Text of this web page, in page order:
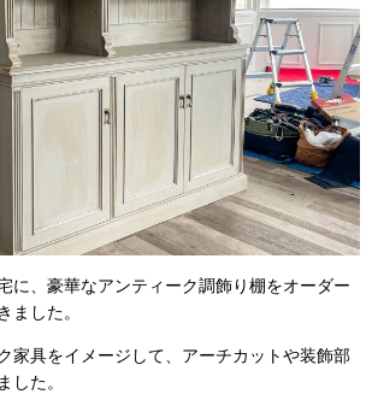
に、豪華なアンティーク調飾り棚をオーダー
ました。
家具をイメージして、アーチカットや装飾部
した。